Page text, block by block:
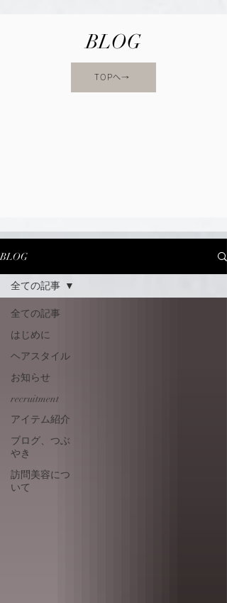
BLOG
TOPへ→
BLOG
全ての記事
はじめに
ヘアスタイル
お知らせ
recruitment
アイテム紹介
ブログ、つぶ
やき
訪問美容につ
いて
全ての記事